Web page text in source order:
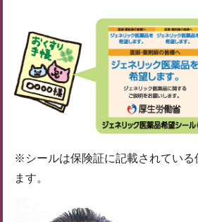
※シールは保険証に記載されている
ます。